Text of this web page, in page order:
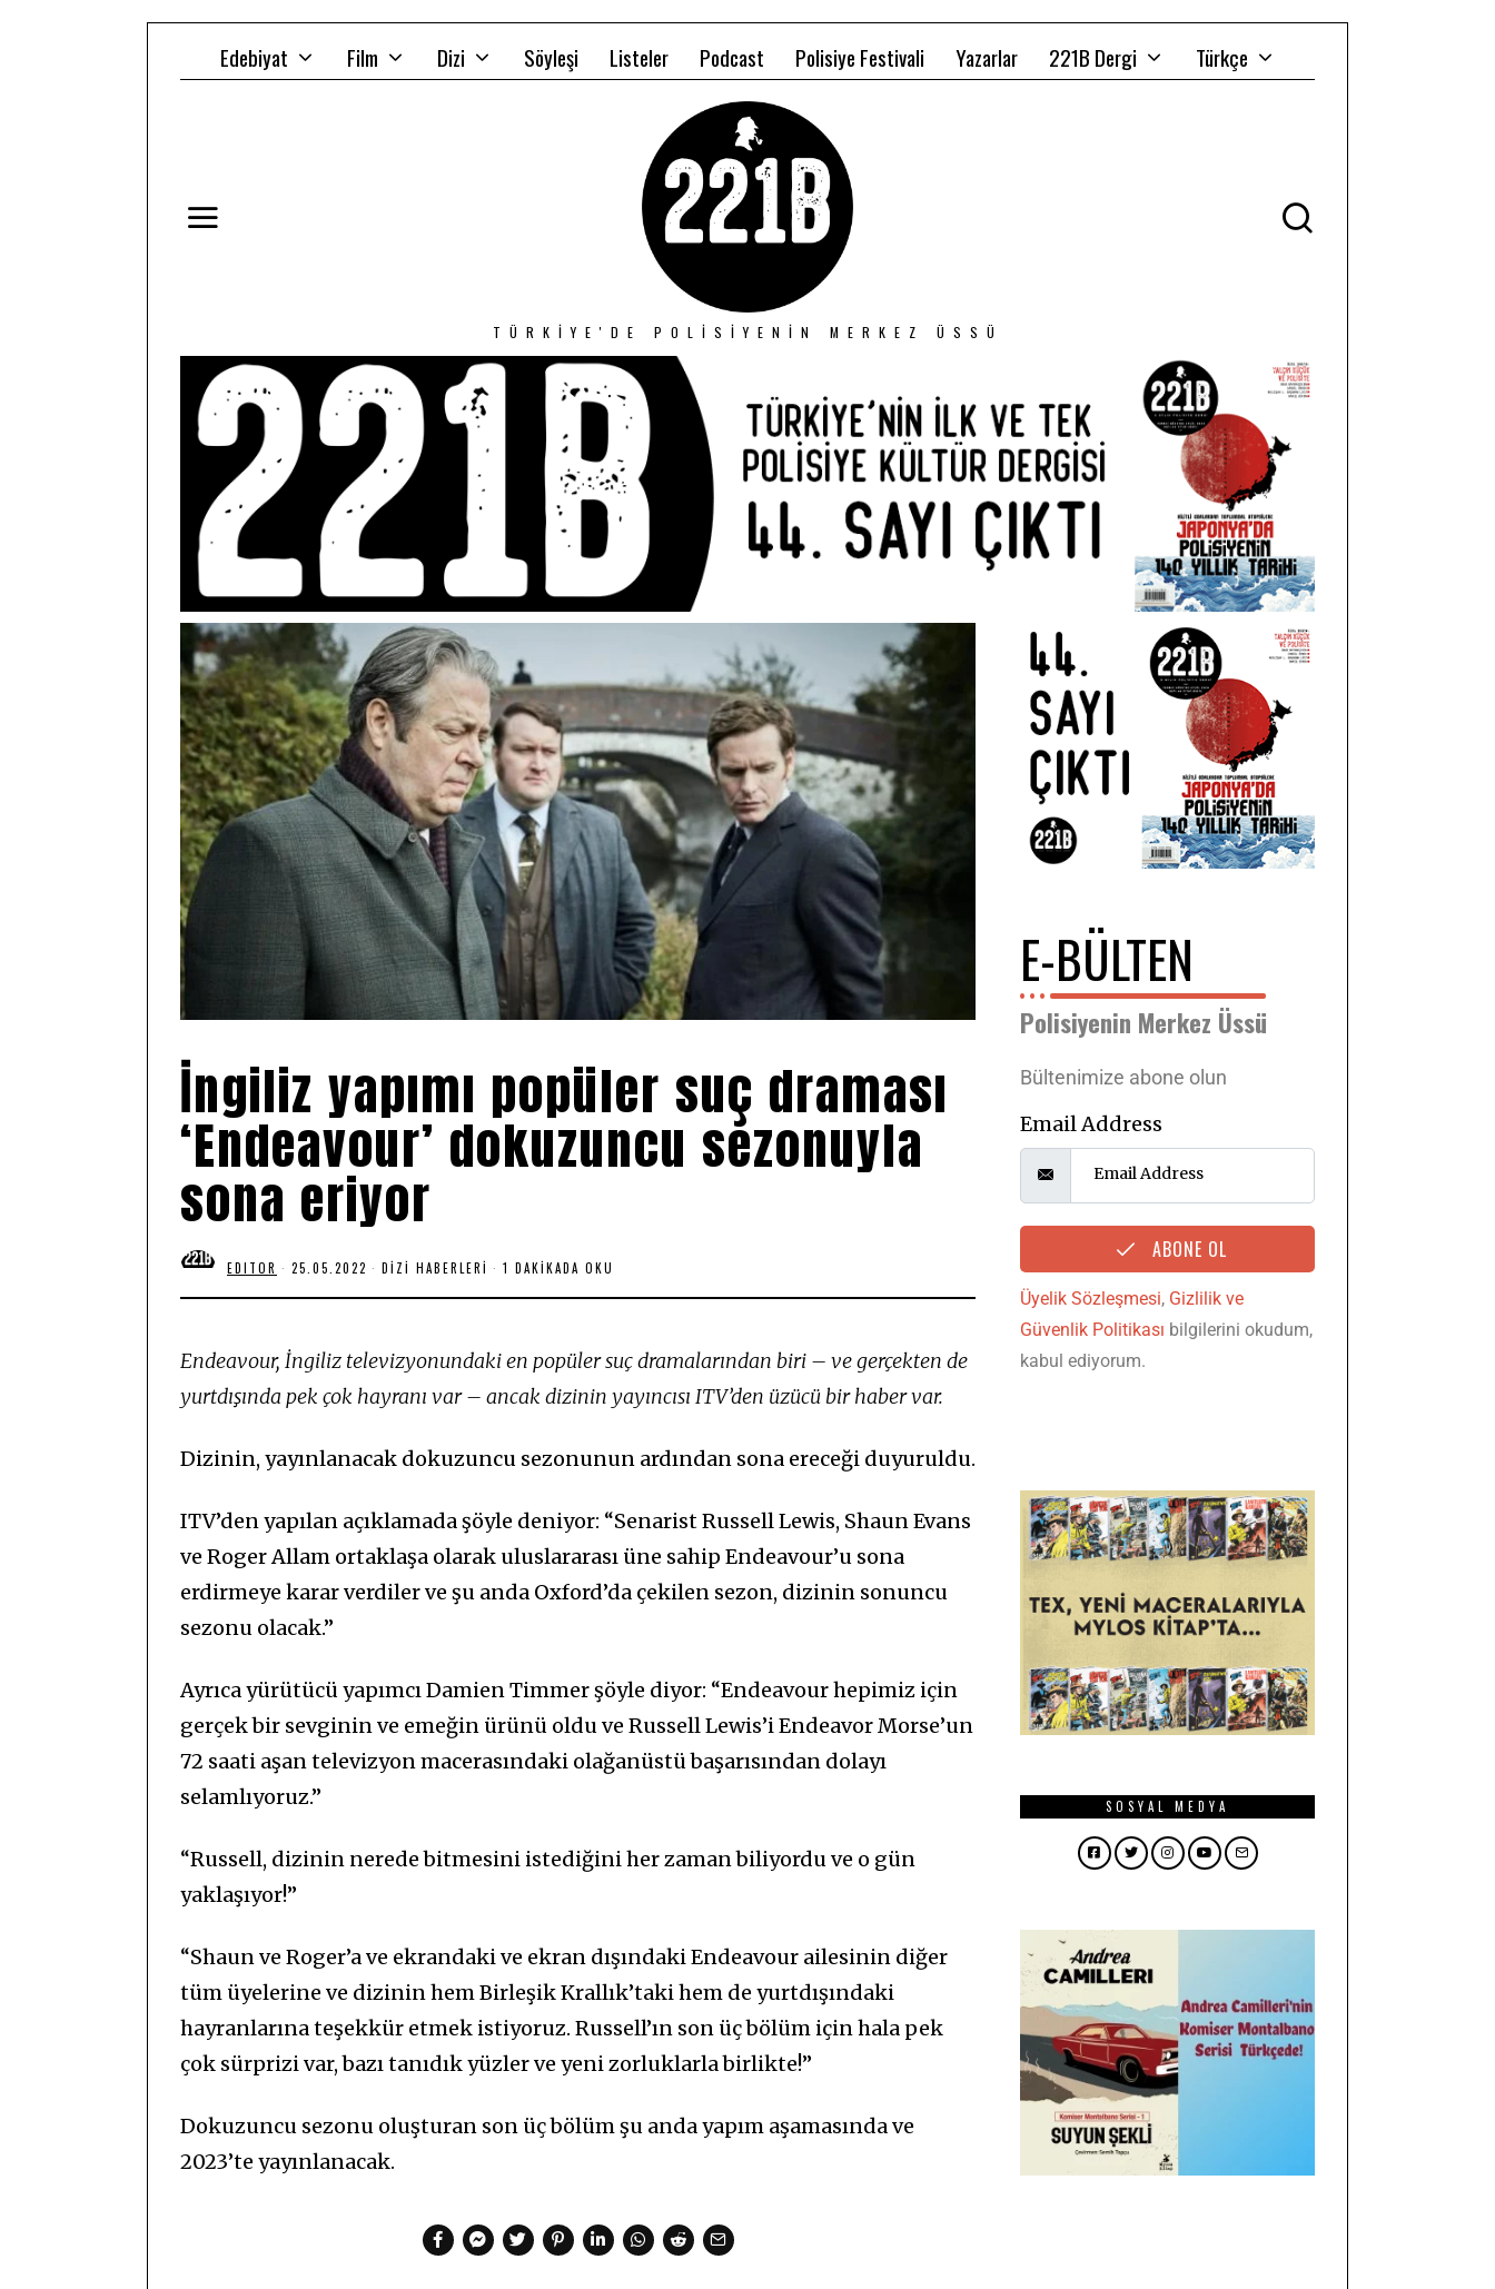
Edebiyat Film Dizi Söyleşi Listeler Podcast Polisiye Festivali Yazarlar 221B Dergi Türkçe
TÜRKIYE'DE POLISIYENIN MERKEZ ÜSSÜ
İngiliz yapımı popüler suç draması
‘Endeavour’ dokuzuncu sezonuyla
sona eriyor
EDITOR 25.05.2022 2
.
.
2
2
DIZI HABERLERI 1 DAKIKADA OKU
Endeavour, İngiliz televizyonundaki en popüler suç dramalarından biri – ve gerçekten de
yurtdışında pek çok hayranı var – ancak dizinin yayıncısı ITV’den üzücü bir haber var.
Dizinin, yayınlanacak dokuzuncu sezonunun ardından sona ereceği duyuruldu.
ITV’den yapılan açıklamada şöyle deniyor: “Senarist Russell Lewis, Shaun Evans
ve Roger Allam ortaklaşa olarak uluslararası üne sahip Endeavour’u sona
erdirmeye karar verdiler ve şu anda Oxford’da çekilen sezon, dizinin sonuncu
sezonu olacak.”
Ayrıca yürütücü yapımcı Damien Timmer şöyle diyor: “Endeavour hepimiz için
gerçek bir sevginin ve emeğin ürünü oldu ve Russell Lewis’i Endeavor Morse’un
72 saati aşan televizyon macerasındaki olağanüstü başarısından dolayı
selamlıyoruz.”
“Russell, dizinin nerede bitmesini istediğini her zaman biliyordu ve o gün
yaklaşıyor!”
“Shaun ve Roger’a ve ekrandaki ve ekran dışındaki Endeavour ailesinin diğer
tüm üyelerine ve dizinin hem Birleşik Krallık’taki hem de yurtdışındaki
hayranlarına teşekkür etmek istiyoruz. Russell’ın son üç bölüm için hala pek
çok sürprizi var, bazı tanıdık yüzler ve yeni zorluklarla birlikte!”
Dokuzuncu sezonu oluşturan son üç bölüm şu anda yapım aşamasında ve
2023’te yayınlanacak.
E-BÜLTEN
Polisiyenin Merkez Üssü
Bültenimize abone olun
Email Address
ABONE OL
Üyelik Sözleşmesi, Gizlilik ve
Güvenlik Politikası bilgilerini okudum,
kabul ediyorum.
SOSYAL MEDYA
Facebook
TwitterInstagram
YouTube
Email